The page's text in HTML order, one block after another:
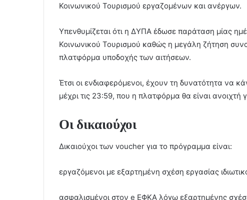
Κοινωνικού Τουρισμού εργαζομένων και ανέργων.
Υπενθυμίζεται ότι η ΔΥΠΑ έδωσε παράταση μίας
Κοινωνικού Τουρισμού καθώς η μεγάλη ζήτηση
πλατφόρμα υποδοχής των αιτήσεων.
Έτσι οι ενδιαφερόμενοι, έχουν τη δυνατότητα να
μέχρι τις 23:59, που η πλατφόρμα θα είναι ανοιχτή
Οι δικαιούχοι
Δικαιούχοι των voucher για το πρόγραμμα είναι:
εργαζόμενοι με εξαρτημένη σχέση εργασίας
ασφαλισμένοι στον e EΦΚΑ λόγω εξαρτημένης